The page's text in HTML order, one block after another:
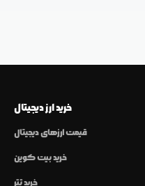
خرید ارز دیجیتال
قیمت ارزهای دیجیتال
خرید بیت کوین
خرید تتر